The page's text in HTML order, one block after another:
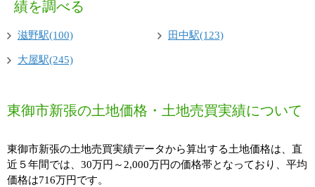
績を調べる
滋野駅(100) 田中駅(123)
大屋駅(245)
東御市新張の土地価格・土地売買実績について
東御市新張の土地売買実績データから算出する土地価格は、直
近５年間では、30万円～2,000万円の価格帯となっており、平均
価格は716万円です。